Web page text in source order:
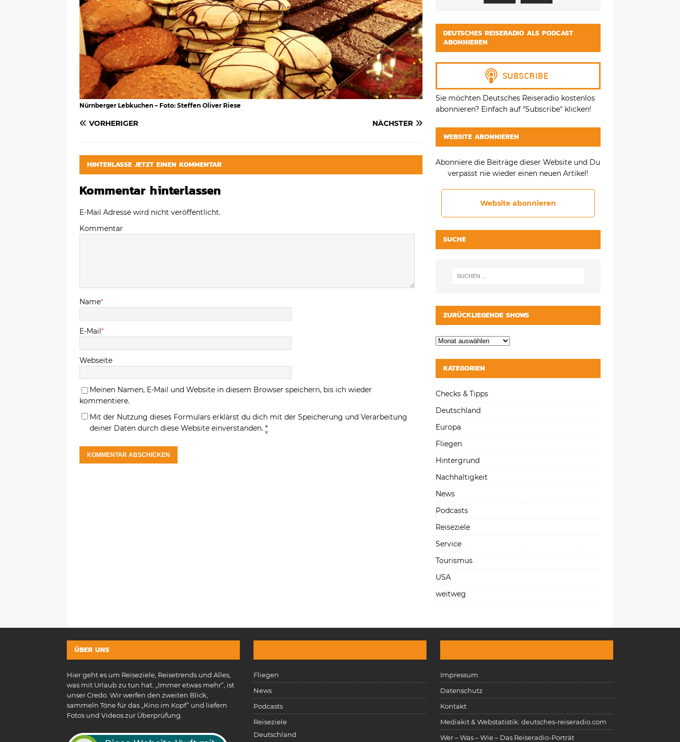
Nürnberger Lebkuchen – Foto: Steffen Oliver Riese
VORHERIGER NÄCHSTER
HINTERLASSE JETZT EINEN KOMMENTAR
Kommentar hinterlassen
E-Mail Adresse wird nicht veröffentlicht.
Kommentar
Name*
E-Mail *
Webseite
Meinen Namen, E-Mail und Website in diesem Browser speichern, bis ich wieder
kommentiere.
Mit der Nutzung dieses Formulars erklärst du dich mit der Speicherung und Verarbeitung
deiner Daten durch diese Website einverstanden. *
DEUTSCHES REISERADIO ALS PODCAST
ABONNIEREN
Sie möchten Deutsches Reiseradio kostenlos
abonnieren? Einfach auf "Subscribe" klicken!
WEBSITE ABONNIEREN
Abonniere die Beiträge dieser Website und Du
verpasst nie wieder einen neuen Artikel!
Website abonnieren
SUCHE
ZURÜCKLIEGENDE SHOWS
KATEGORIEN
Checks & Tipps
Deutschland
Europa
Fliegen
Hintergrund
Nachhaltigkeit
News
Podcasts
Reiseziele
Service
Tourismus
USA
weitweg
ÜBER UNS
Hier geht es um Reiseziele, Reisetrends und Alles,
was mit Urlaub zu tun hat. „Immer etwas mehr“, ist
unser Credo. Wir werfen den zweiten Blick,
sammeln Töne für das „Kino im Kopf“ und liefern
Fotos und Videos zur Überprüfung.
Fliegen
News
Podcasts
Reiseziele
Deutschland
Impressum
Datenschutz
Kontakt
Mediakit & Webstatistik: deutsches-reiseradio.com
Wer – Was – Wie – Das Reiseradio-Porträt